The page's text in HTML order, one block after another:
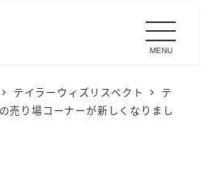
MENU
テイラーウィズリスペクト
テ
売り場コーナーが新しくなりまし